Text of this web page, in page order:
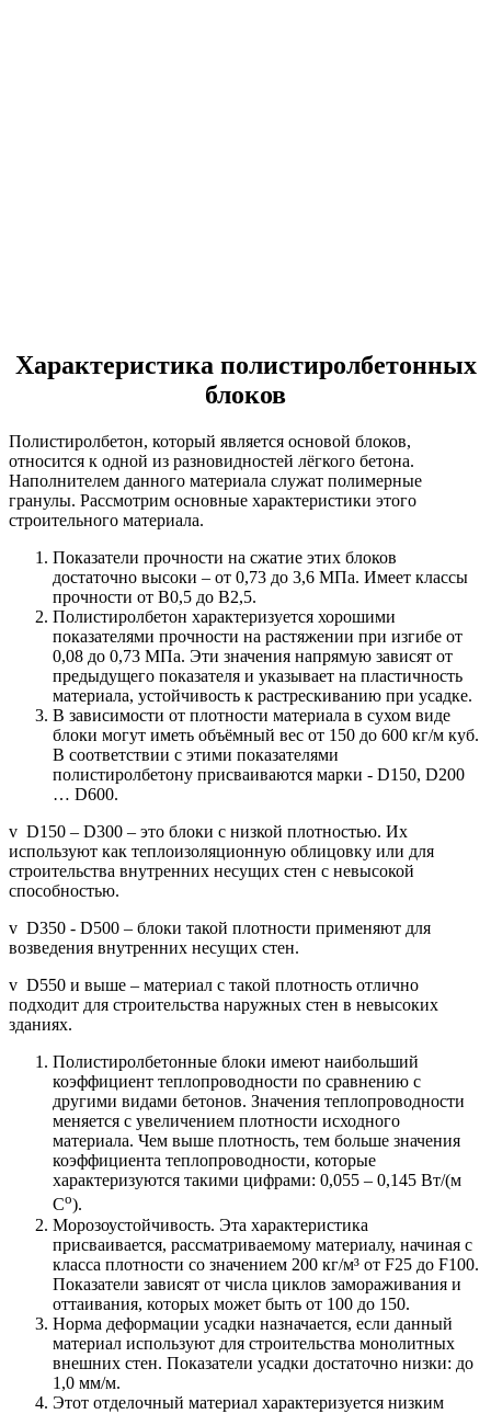
Характеристика полистиролбетонных
блоков
Полистиролбетон, который является основой блоков,
относится к одной из разновидностей лёгкого бетона.
Наполнителем данного материала служат полимерные
гранулы. Рассмотрим основные характеристики этого
строительного материала.
Показатели прочности на сжатие этих блоков
достаточно высоки – от 0,73 до 3,6 МПа. Имеет классы
прочности от В0,5 до В2,5.
Полистиролбетон характеризуется хорошими
показателями прочности на растяжении при изгибе от
0,08 до 0,73 МПа. Эти значения напрямую зависят от
предыдущего показателя и указывает на пластичность
материала, устойчивость к растрескиванию при усадке.
В зависимости от плотности материала в сухом виде
блоки могут иметь объёмный вес от 150 до 600 кг/м куб.
В соответствии с этими показателями
полистиролбетону присваиваются марки - D150, D200
… D600.
v D150 – D300 – это блоки с низкой плотностью. Их
используют как теплоизоляционную облицовку или для
строительства внутренних несущих стен с невысокой
способностью.
v D350 - D500 – блоки такой плотности применяют для
возведения внутренних несущих стен.
v D550 и выше – материал с такой плотность отлично
подходит для строительства наружных стен в невысоких
зданиях.
Полистиролбетонные блоки имеют наибольший
коэффициент теплопроводности по сравнению с
другими видами бетонов. Значения теплопроводности
меняется с увеличением плотности исходного
материала. Чем выше плотность, тем больше значения
коэффициента теплопроводности, которые
характеризуются такими цифрами: 0,055 – 0,145 Вт/(м
Со).
Морозоустойчивость. Эта характеристика
присваивается, рассматриваемому материалу, начиная с
класса плотности со значением 200 кг/м³ от F25 до F100.
Показатели зависят от числа циклов замораживания и
оттаивания, которых может быть от 100 до 150.
Норма деформации усадки назначается, если данный
материал используют для строительства монолитных
внешних стен. Показатели усадки достаточно низки: до
1,0 мм/м.
Этот отделочный материал характеризуется низким